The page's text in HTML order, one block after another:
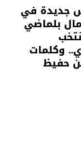
جديدة في
بلماضي
وكلمات
حفيظ